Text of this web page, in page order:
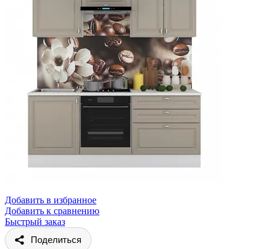
Добавить в избранное
Добавить к сравнению
Быстрый заказ
Поделиться